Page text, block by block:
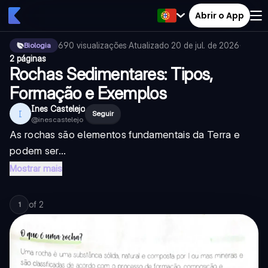
Abrir o App
Biologia 690 visualizações·Atualizado 20 de jul. de 2026·
2 páginas
Rochas Sedimentares: Tipos,
Formação e Exemplos
I Ines Castelejo
@inescastelejo
Seguir
As rochas são elementos fundamentais da Terra e
podem ser...
Mostrar mais
1 of 2